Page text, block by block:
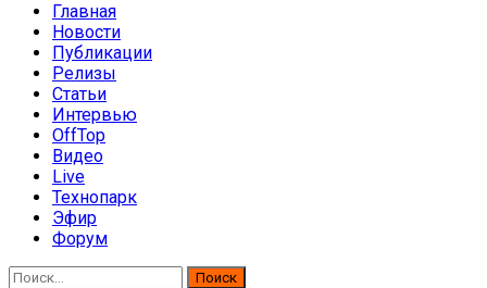
Главная
Новости
Публикации
Релизы
Статьи
Интервью
OffTop
Видео
Live
Технопарк
Эфир
Форум
Найти: